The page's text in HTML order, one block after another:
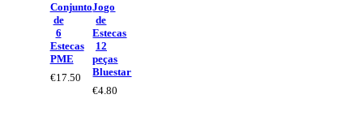
Conjunto
de
6
Estecas
PME
€17.50
Jogo
de
Estecas
12
peças
Bluestar
€4.80